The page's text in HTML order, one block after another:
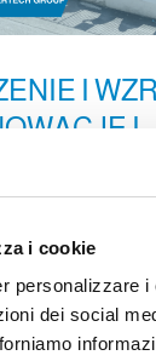
i cookie
personalizzare i
dei social
I
I
ostatnich
10 maja.
które